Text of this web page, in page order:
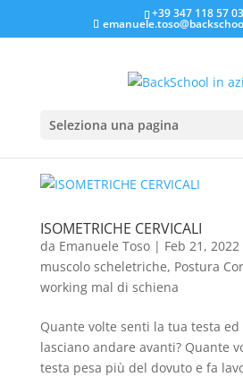
+39 347 118 57 03
Seleziona una pagina
ISOMETRICHE CERVICALI
da Emanuele Toso| Feb 21, 2022
muscolo scheletriche, Postura
working mal di schiena
Quante volte senti la tua testa
lasciano andare avanti? Quante
testa pesa più del dovuto e fa